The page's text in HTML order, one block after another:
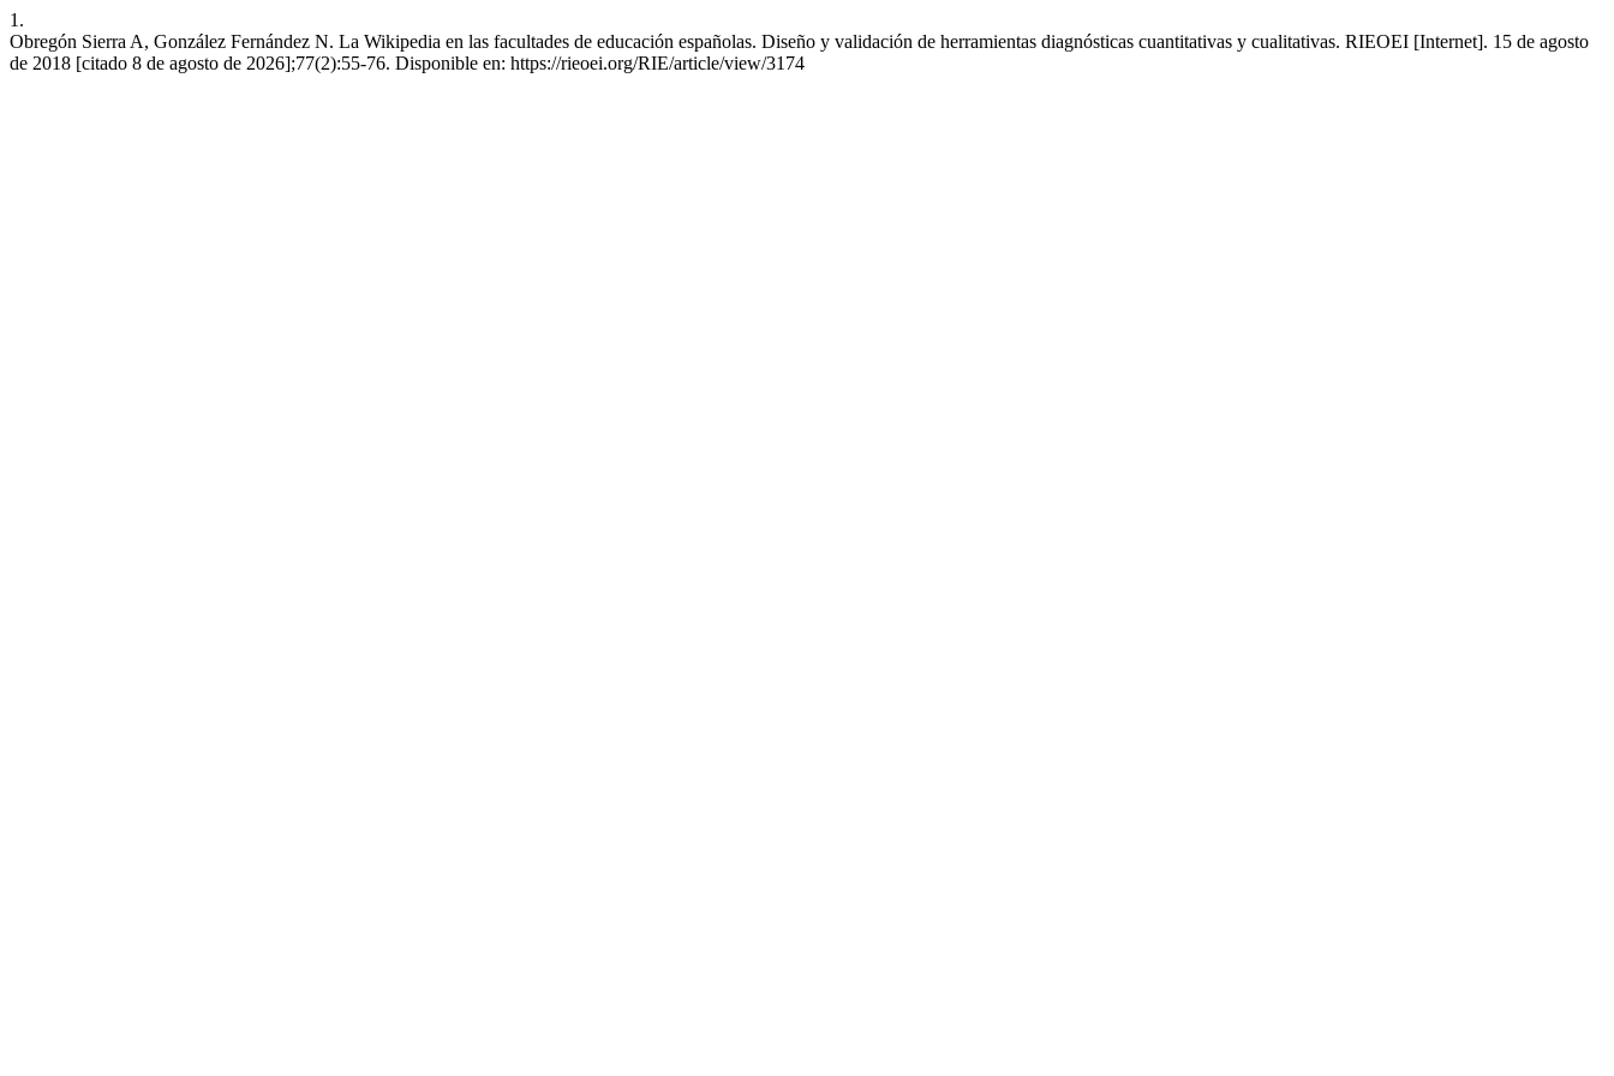
1.
Obregón Sierra A, González Fernández N. La Wikipedia en las facultades de educación españolas. Diseño y validación de herramientas diagnósticas cuantitativas y cualitativas. RIEOEI [Internet]. 15 de agosto
de 2018 [citado 8 de agosto de 2026];77(2):55-76. Disponible en: https://rieoei.org/RIE/article/view/3174